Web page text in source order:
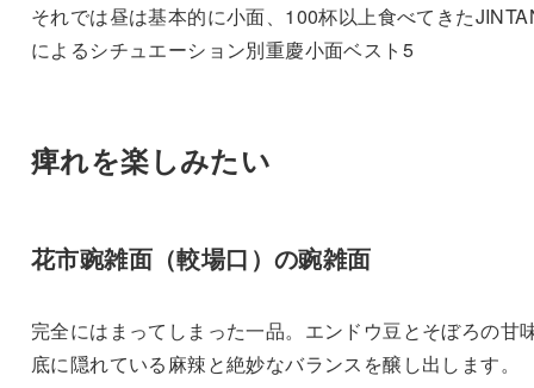
それでは昼は基本的に小面、100杯以上食べてきた
によるシチュエーション別重慶小面ベスト5
痺れを楽しみたい
花市豌雑面（較場口）の豌雑面
完全にはまってしまった一品。エンドウ豆とそぼろの甘
底に隠れている麻辣と絶妙なバランスを醸し出します。